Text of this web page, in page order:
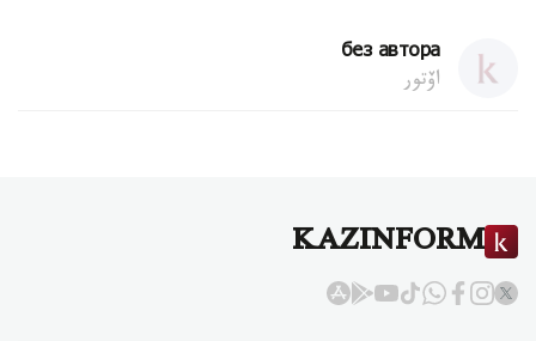
без автора
اۆتور
KAZINFORM